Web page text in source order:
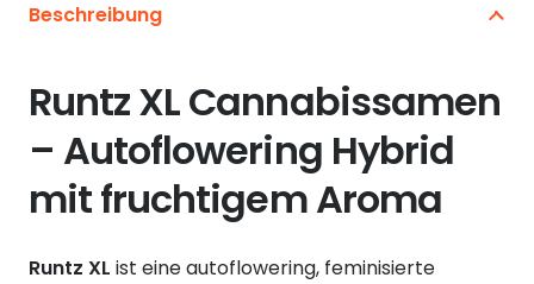
Beschreibung
Runtz XL Cannabissamen
– Autoflowering Hybrid
mit fruchtigem Aroma
Runtz XL ist eine autoflowering, feminisierte